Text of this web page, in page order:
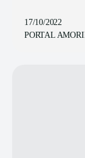
17/10/2022
PORTAL